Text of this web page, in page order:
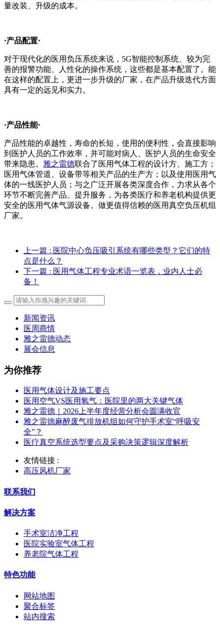
量改装、升级的成本。
·产品配置·
对于现代化的医用负压系统来说，5G智能控制系统、较为完
善的报警功能、人性化的操作系统，这些都是基本配置了。能
在这样的配置上，更进一步升级的厂家，在产品升级迭代方面
具有一定的远见和实力。
·产品性能·
产品性能的卓越性，寿命的长短，使用的便利性，会直接影响
到医护人员的工作效率，并可能对病人、医护人员的生命安全
带来隐患。 雅之雷德联合了医用气体工程的设计方、施工方；
医用气体管道、设备带等相关产品的生产方；以及使用医用气
体的一线医护人员；与之广泛开展各类深度合作，力求从各个
环节不断完善产品、提升服务，为各类医疗和养老机构提供更
安全的医用气体气源设备。做更值得信赖的医用真空负压机组
厂家。
上一篇 : 医院中心负压吸引系统有哪些类型？它们的特
点是什么？
下一篇 : 医用气体工程专业术语一览表，业内人士必
备！
新闻资讯
医周商情
雅之雷德动态
展会信息
为你推荐
医用气体设计及施工要点
医用空气VS医用氧气：医院里的两大关键气体
雅之雷德｜2026上半年度经营分析会圆满收官
雅之雷德麻醉废气排放机组如何守护手术室“呼吸安
全”？
医疗真空系统选型要点及采购决策逻辑深度解析
友情链接 :
高压风机厂家
联系我们
解决方案
手术室洁净工程
医院实验室气体工程
养老院气体工程
特色功能
网站地图
聚合标签
站内搜索